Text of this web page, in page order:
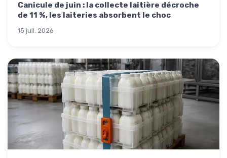
Canicule de juin : la collecte laitière décroche
de 11 %, les laiteries absorbent le choc
15 juil. 2026